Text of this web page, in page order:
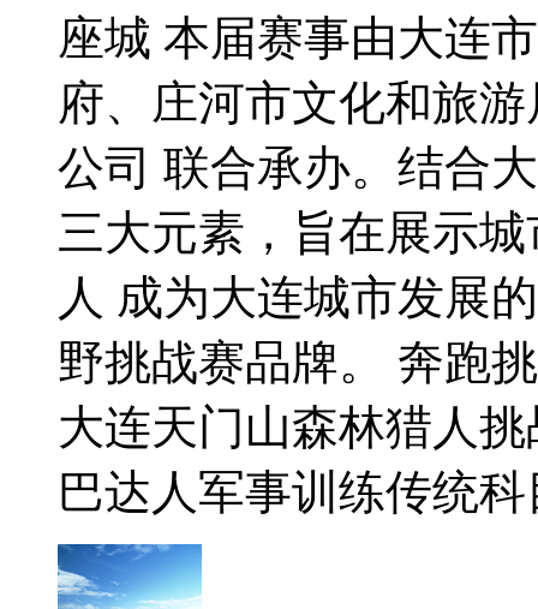
座城 本届赛事由大连
府、庄河市文化和旅
公司 联合承办。结合
三大元素，旨在展示
人 成为大连城市发展
野挑战赛品牌。 奔跑
大连天门山森林猎人
巴达人军事训练传统科